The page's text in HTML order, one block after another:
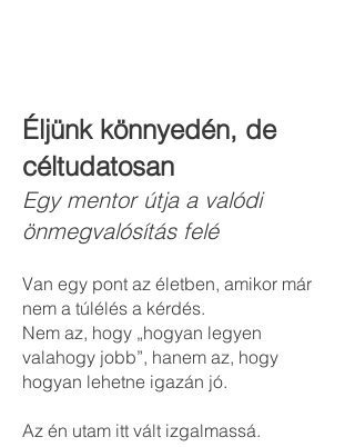
Éljünk könnyedén, de
céltudatosan
Egy mentor útja a valódi
önmegvalósítás felé
Van egy pont az életben, amikor már
nem a túlélés a kérdés.
Nem az, hogy „hogyan legyen
valahogy jobb”, hanem az, hogy
hogyan lehetne igazán jó.
Az én utam itt vált izgalmassá.